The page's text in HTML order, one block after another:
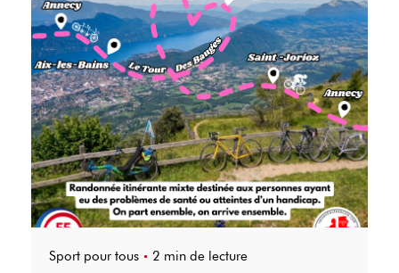
Sport pour tous 2 min de lecture